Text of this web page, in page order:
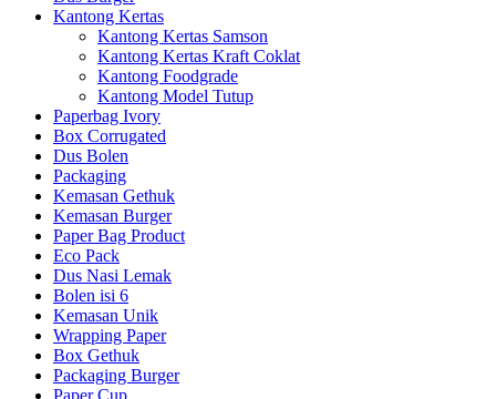
Kantong Kertas
Kantong Kertas Samson
Kantong Kertas Kraft Coklat
Kantong Foodgrade
Kantong Model Tutup
Paperbag Ivory
Box Corrugated
Dus Bolen
Packaging
Kemasan Gethuk
Kemasan Burger
Paper Bag Product
Eco Pack
Dus Nasi Lemak
Bolen isi 6
Kemasan Unik
Wrapping Paper
Box Gethuk
Packaging Burger
Paper Cup